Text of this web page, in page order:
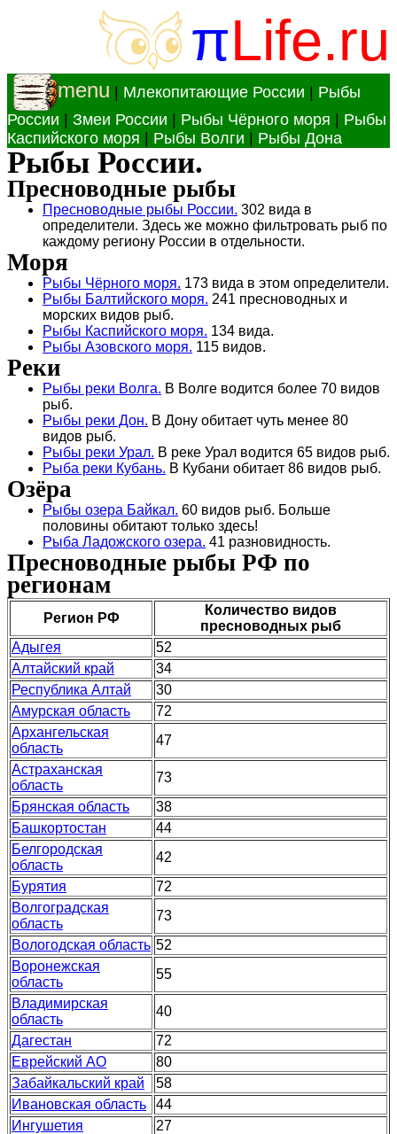
πLife.ru
menu Млекопитающие России
Рыбы
России
Змеи России Рыбы Чёрного моря
Рыбы
Каспийского моря
Рыбы Волги Рыбы Дона
Рыбы России.
Пресноводные рыбы
Пресноводные рыбы России. 302 вида в
определители. Здесь же можно фильтровать рыб по
каждому региону России в отдельности.
Моря
Рыбы Чёрного моря. 173 вида в этом определители.
Рыбы Балтийского моря. 241 пресноводных и
морских видов рыб.
Рыбы Каспийского моря. 134 вида.
Рыбы Азовского моря. 115 видов.
Реки
Рыбы реки Волга. В Волге водится более 70 видов
рыб.
Рыбы реки Дон. В Дону обитает чуть менее 80
видов рыб.
Рыбы реки Урал. В реке Урал водится 65 видов рыб.
Рыба реки Кубань. В Кубани обитает 86 видов рыб.
Озёра
Рыбы озера Байкал. 60 видов рыб. Больше
половины обитают только здесь!
Рыба Ладожского озера. 41 разновидность.
Пресноводные рыбы РФ по
регионам
Регион РФ
Количество видов
пресноводных рыб
Адыгея
52
Алтайский край
34
Республика Алтай
30
Амурская область
72
Архангельская
область
47
Астраханская
область
73
Брянская область
38
Башкортостан
44
Белгородская
область
42
Бурятия
72
Волгоградская
область
73
Вологодская область 52
Воронежская
область
55
Владимирская
область
40
Дагестан
72
Еврейский АО
80
Забайкальский край
58
Ивановская область
44
Ингушетия
27